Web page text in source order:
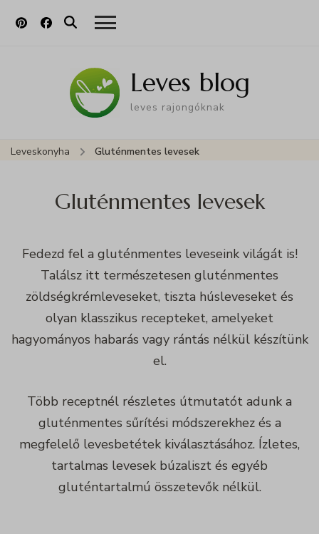
Leves blog
leves rajongóknak
Leveskonyha Gluténmentes levesek
Gluténmentes levesek
Fedezd fel a gluténmentes leveseink világát is!
Találsz itt természetesen gluténmentes
zöldségkrémleveseket, tiszta húsleveseket és
olyan klasszikus recepteket, amelyeket
hagyományos habarás vagy rántás nélkül készítünk
el.
Több receptnél részletes útmutatót adunk a
gluténmentes sűrítési módszerekhez és a
megfelelő levesbetétek kiválasztásához. Ízletes,
tartalmas levesek búzaliszt és egyéb
gluténtartalmú összetevők nélkül.